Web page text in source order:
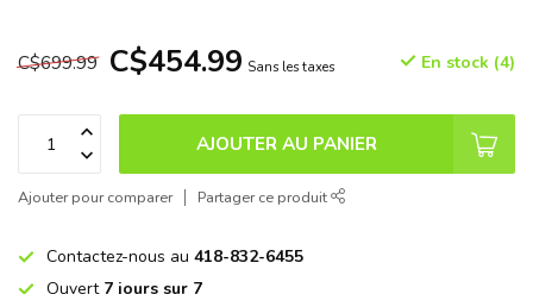
C$699.99 C$454.99 Sans les taxes En stock (4)
AJOUTER AU PANIER
Ajouter pour comparer Partager ce produit
Contactez-nous au 418-832-6455
Ouvert 7 jours sur 7